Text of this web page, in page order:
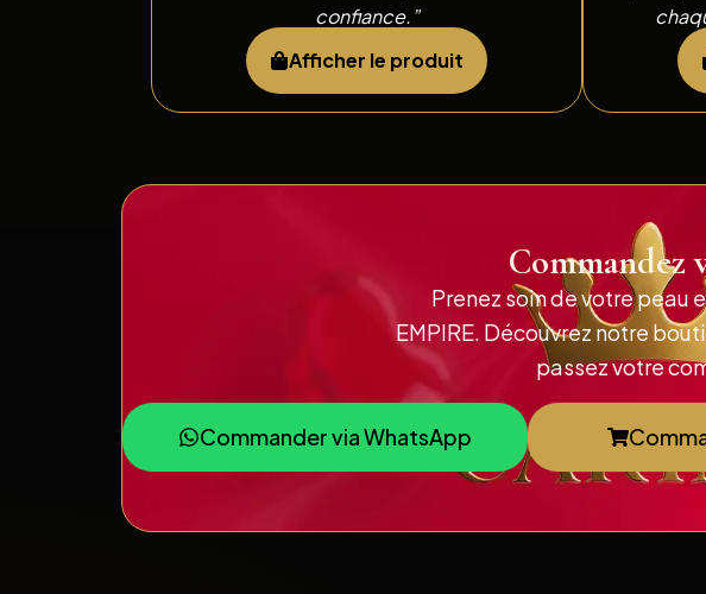
confiance.”
Afficher le produit
Commandez
Prenez soin de votre peau
EMPIRE. Découvrez notre
passez votre
Commander via WhatsApp